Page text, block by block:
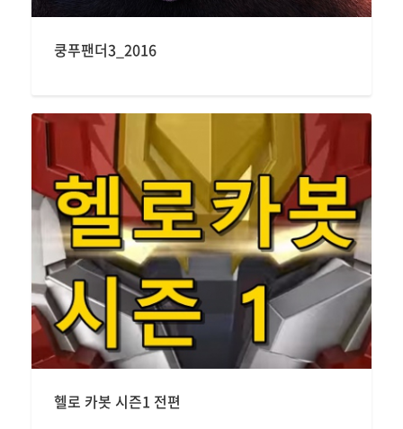
쿵푸팬더3_2016
헬로 카봇 시즌1 전편